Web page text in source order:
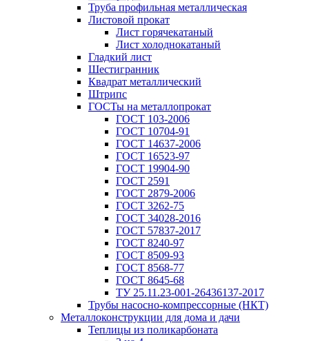
Труба профильная металлическая
Листовой прокат
Лист горячекатаный
Лист холоднокатаный
Гладкий лист
Шестигранник
Квадрат металлический
Штрипс
ГОСТы на металлопрокат
ГОСТ 103-2006
ГОСТ 10704-91
ГОСТ 14637-2006
ГОСТ 16523-97
ГОСТ 19904-90
ГОСТ 2591
ГОСТ 2879-2006
ГОСТ 3262-75
ГОСТ 34028-2016
ГОСТ 57837-2017
ГОСТ 8240-97
ГОСТ 8509-93
ГОСТ 8568-77
ГОСТ 8645-68
ТУ 25.11.23-001-26436137-2017
Трубы насосно-компрессорные (НКТ)
Металлоконструкции для дома и дачи
Теплицы из поликарбоната